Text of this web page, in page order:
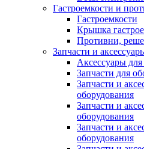
Гастроемкости и
Гастроемкости
Крышка
Противни,
Запчасти и
Аксессуары
Запчасти для
Запчасти и
оборудования
Запчасти и
оборудования
Запчасти и
оборудования